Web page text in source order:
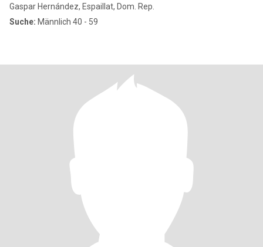
Gaspar Hernández, Espaillat, Dom. Rep.
Suche: Männlich 40 - 59